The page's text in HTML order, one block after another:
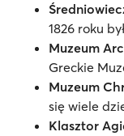
1826 roku
Muzeum
Greckie
Muzeum
się wiele
Klasztor